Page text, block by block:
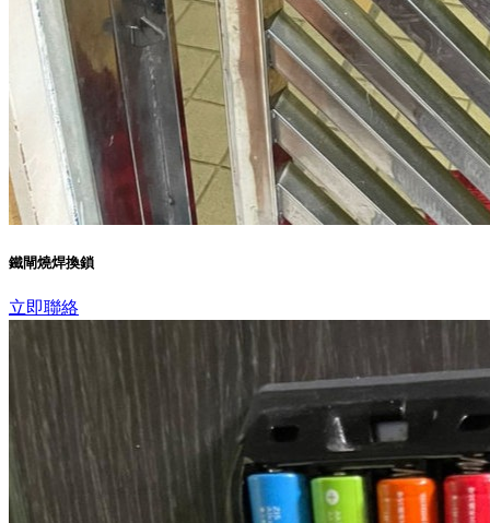
鐵閘燒焊換鎖
立即聯絡